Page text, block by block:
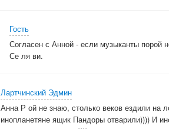
Гость
Согласен с Анной - если музыканты порой
Се ля ви.
Лартчинский Эдмин
Анна Р ой не знаю, столько веков ездили на
инопланетяне ящик Пандоры отварили)))) И